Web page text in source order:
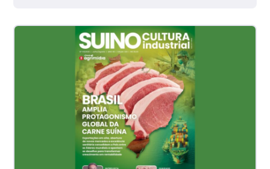
Suíno - Estadual
Suíno - Estadual